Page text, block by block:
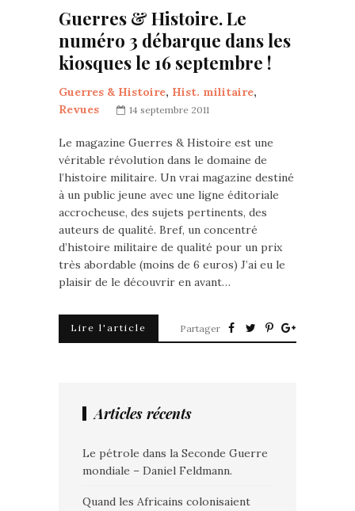
Guerres & Histoire. Le
numéro 3 débarque dans les
kiosques le 16 septembre !
Guerres & Histoire, Hist. militaire,
Revues
14 septembre 2011
Le magazine Guerres & Histoire est une
véritable révolution dans le domaine de
l’histoire militaire. Un vrai magazine destiné
à un public jeune avec une ligne éditoriale
accrocheuse, des sujets pertinents, des
auteurs de qualité. Bref, un concentré
d’histoire militaire de qualité pour un prix
très abordable (moins de 6 euros) J’ai eu le
plaisir de le découvrir en avant…
Lire l'article Partager
Articles récents
Le pétrole dans la Seconde Guerre
mondiale – Daniel Feldmann.
Quand les Africains colonisaient